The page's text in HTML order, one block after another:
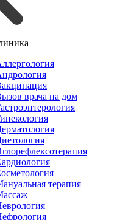
врача на дом
терапия